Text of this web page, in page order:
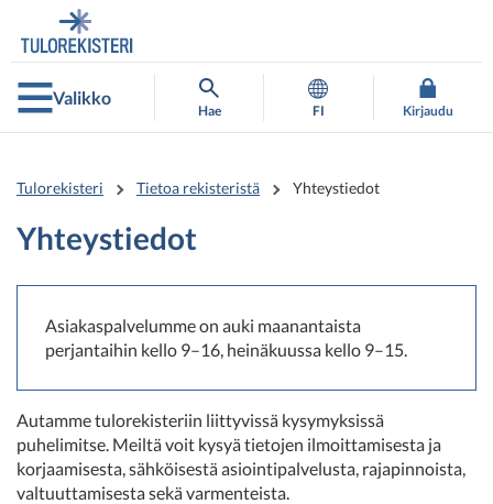
suoraan
sisältöön
koko
sivuston
hakuun
Valikko
Hae FI Kirjaudu
Tulorekisteri Tietoa rekisteristä Yhteystiedot
Yhteystiedot
Asiakaspalvelumme on auki maanantaista
perjantaihin kello 9–16, heinäkuussa kello 9–15.
Autamme tulorekisteriin liittyvissä kysymyksissä
puhelimitse. Meiltä voit kysyä tietojen ilmoittamisesta ja
korjaamisesta, sähköisestä asiointipalvelusta, rajapinnoista,
valtuuttamisesta sekä varmenteista.